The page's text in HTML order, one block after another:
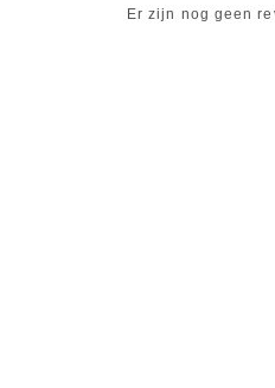
Er zijn nog geen